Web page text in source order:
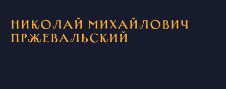
Николай Михайлович
Пржевальский